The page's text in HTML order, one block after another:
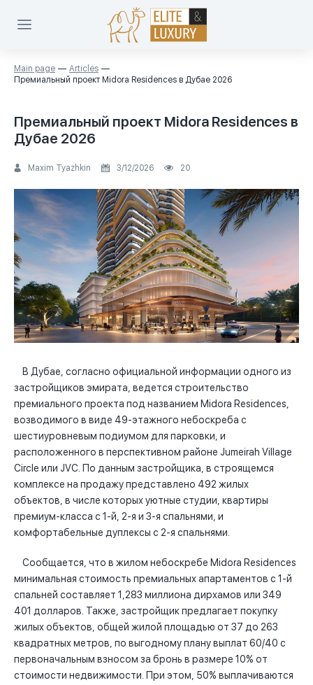
Main page
Articles
Премиальный проект Midora Residences в Дубае 2026
Премиальный проект Midora Residences в
Дубае 2026
Maxim Tyazhkin 3/12/2026 20
В Дубае, согласно официальной информации одного из
застройщиков эмирата, ведется строительство
премиального проекта под названием Midora Residences,
возводимого в виде 49-этажного небоскреба с
шестиуровневым подиумом для парковки, и
расположенного в перспективном районе Jumeirah Village
Circle или JVC. По данным застройщика, в строящемся
комплексе на продажу представлено 492 жилых
объектов, в числе которых уютные студии, квартиры
премиум-класса с 1-й, 2-я и 3-я спальнями, и
комфортабельные дуплексы с 2-я спальнями.
Сообщается, что в жилом небоскребе Midora Residences
минимальная стоимость премиальных апартаментов с 1-й
спальней составляет 1,283 миллиона дирхамов или 349
401 долларов. Также, застройщик предлагает покупку
жилых объектов, общей жилой площадью от 37 до 263
квадратных метров, по выгодному плану выплат 60/40 с
первоначальным взносом за бронь в размере 10% от
стоимости недвижимости. При этом, 50% выплачиваются